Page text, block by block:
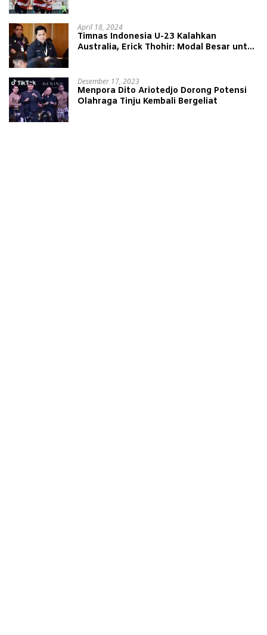
April 18, 2024
Timnas Indonesia U-23 Kalahkan
Australia, Erick Thohir: Modal Besar untuk
Desember 17, 2023
Menpora Dito Ariotedjo Dorong Potensi
Olahraga Tinju Kembali Bergeliat